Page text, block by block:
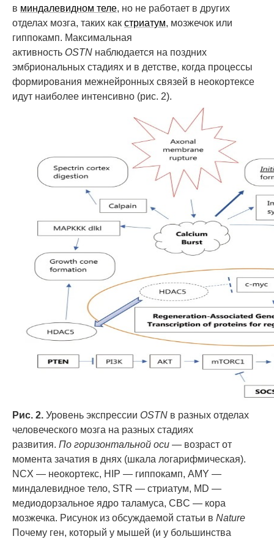
в миндалевидном теле, но не работает в других
отделах мозга, таких как стриатум, мозжечок или
гиппокамп. Максимальная
активность OSTN наблюдается на поздних
эмбриональных стадиях и в детстве, когда процессы
формирования межнейронных связей в неокортексе
идут наиболее интенсивно (рис. 2).
Рис. 2. Уровень экспрессии OSTN в разных отделах
человеческого мозга на разных стадиях
развития. По горизонтальной оси — возраст от
момента зачатия в днях (шкала логарифмическая).
NCX — неокортекс, HIP — гиппокамп, AMY —
миндалевидное тело, STR — стриатум, MD —
медиодорзальное ядро таламуса, CBC — кора
мозжечка. Рисунок из обсуждаемой статьи в Nature
Почему ген, который у мышей (и у большинства